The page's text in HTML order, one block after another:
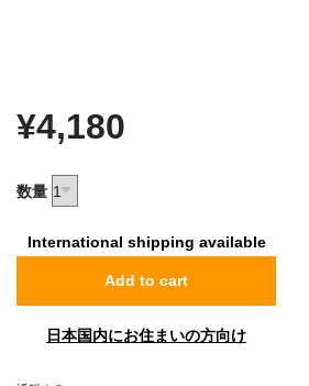
¥4,180
数量
International shipping available
Add to cart
日本国内にお住まいの方向け